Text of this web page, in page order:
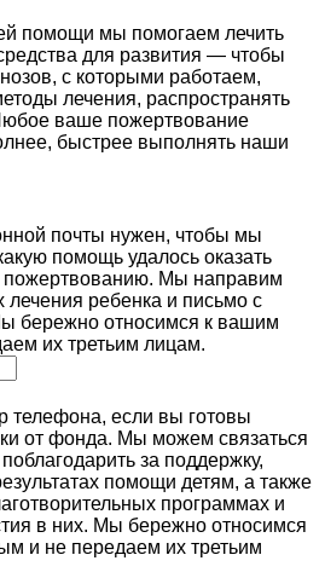
помощи мы помогаем лечить
для развития — чтобы
с которыми работаем,
лечения, распространять
ваше пожертвование
быстрее выполнять наши
почты нужен, чтобы мы
помощь удалось оказать
пожертвованию. Мы направим
лечения ребенка и письмо с
бережно относимся к вашим
их третьим лицам.
телефона, если вы готовы
от фонда. Мы можем связаться
за поддержку,
помощи детям, а также
программах и
в них. Мы бережно относимся
и не передаем их третьим